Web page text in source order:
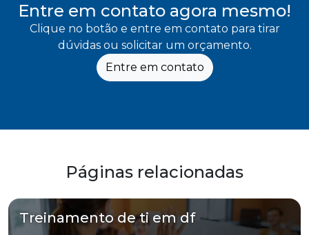
Entre em contato agora mesmo!
Clique no botão e entre em contato para tirar
dúvidas ou solicitar um orçamento.
Entre em contato
Páginas relacionadas
Treinamento de ti em df